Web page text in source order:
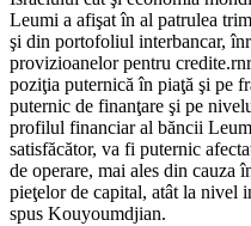
Leumi a afişat în al patrulea
şi din portofoliul interbancar,
provizioanelor pentru
poziţia puternică în piaţă şi pe
puternic de finanţare şi pe
profilul financiar al băncii
satisfăcător, va fi puternic
de operare, mai ales din cauza
pieţelor de capital, atât la nivel
spus Kouyoumdjian.